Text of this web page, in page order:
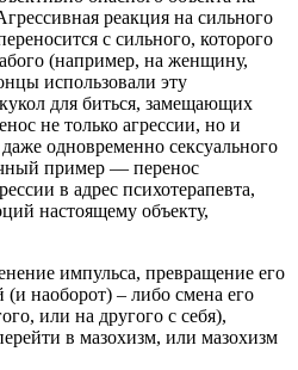
реакция на сильного
с сильного, которого
(например, на женщину,
использовали эту
для биться, замещающих
не только агрессии, но и
одновременно сексуального
пример — перенос
в адрес психотерапевта,
настоящему объекту,
импульса, превращение его
наоборот) – либо смена его
или на другого с себя),
в мазохизм, или мазохизм